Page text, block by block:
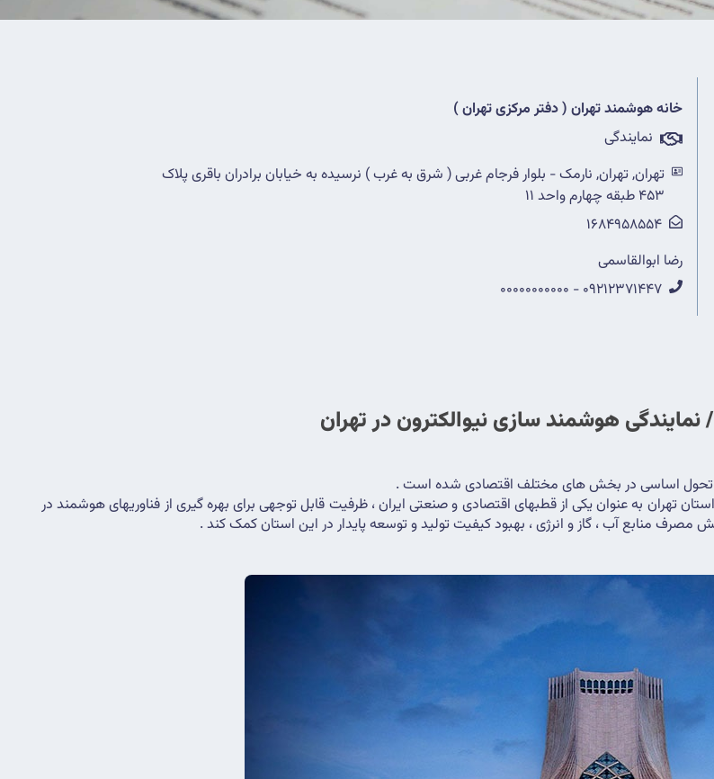
خانه هوشمند تهران ( دفتر مرکزی تهران )
نمایندگی
تهران, تهران, نارمک - بلوار فرجام غربی ( شرق به غرب ) نرسیده به خیابان برادران باقری پلاک
453 طبقه چهارم واحد 11
1684958554
رضا ابوالقاسمی
09212371447 - 00000000000
هوشمند سازی نیوالکترون در تهران
تحول اساسی در بخش های مختلف اقتصادی شده است .
منابع آب ، گاز و انرژی ، بهبود کیفیت تولید و توسعه پایدار در این استان کمک کند .